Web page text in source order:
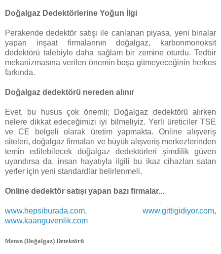
Doğalgaz Dedektörlerine Yoğun İlgi
Perakende dedektör satışı ile canlanan piyasa, yeni binalar
yapan inşaat firmalarının doğalgaz, karbonmonoksit
dedektörü talebiyle daha sağlam bir zemine oturdu. Tedbir
mekanizmasına verilen önemin boşa gitmeyeceğinin herkes
farkında.
Doğalgaz dedektörü nereden alınır
Evet, bu husus çok önemli; Doğalgaz dedektörü alırken
nelere dikkat edeceğimizi iyi bilmeliyiz. Yerli üreticiler TSE
ve CE belgeli olarak üretim yapmakta. Online alışveriş
siteleri, doğalgaz firmaları ve büyük alışveriş merkezlerinden
temin edilebilecek doğalgaz dedektörleri şimdilik güven
uyandırsa da, insan hayatıyla ilgili bu ikaz cihazları satan
yerler için yeni standardlar belirlenmeli.
Online dedektör satışı yapan bazı firmalar...
www.hepsiburada.com, www.gittigidiyor.com,
www.kaanguvenlik.com
Metan (Doğalgaz) Detektörü